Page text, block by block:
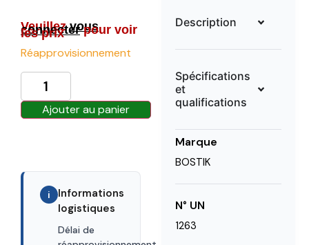
Veuillezvous
connecterpour voir
les prix
Réapprovisionnement
Ajouter au panier
i
Informations
logistiques
Délai de
Description
Spécifications
et
qualifications
Marque
BOSTIK
N° UN
1263